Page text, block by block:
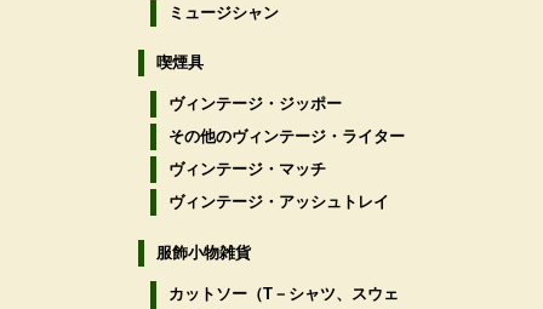
ミュージシャン
喫煙具
ヴィンテージ・ジッポー
その他のヴィンテージ・ライター
ヴィンテージ・マッチ
ヴィンテージ・アッシュトレイ
服飾小物雑貨
カットソー（T－シャツ、スウェ